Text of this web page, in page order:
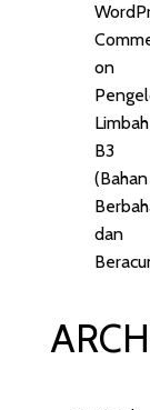
on
Limbah
B3
(Bahan
dan